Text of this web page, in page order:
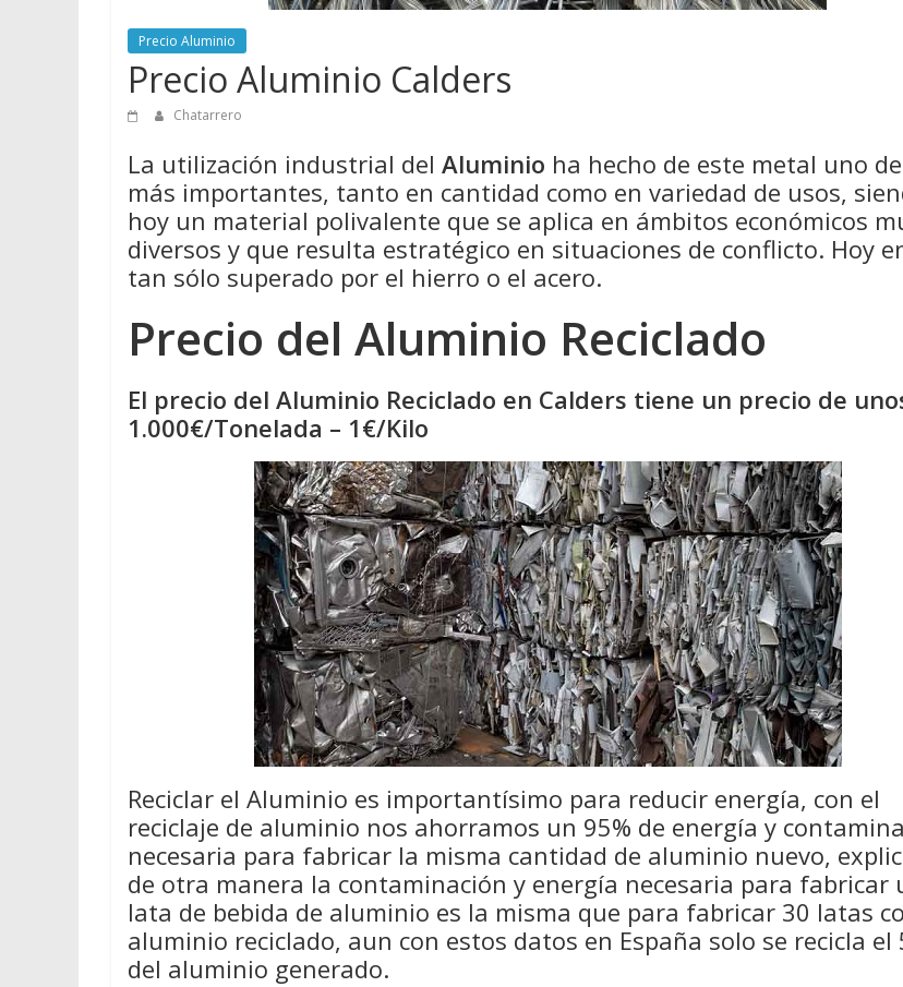
Precio Aluminio
Precio Aluminio Calders
Chatarrero
La utilización industrial del Aluminio ha hecho de este metal uno
más importantes, tanto en cantidad como en variedad de usos,
hoy un material polivalente que se aplica en ámbitos económicos
diversos y que resulta estratégico en situaciones de conflicto. Hoy
tan sólo superado por el hierro o el acero.
Precio del Aluminio Reciclado
El precio del Aluminio Reciclado en Calders tiene un precio de
1.000€/Tonelada – 1€/Kilo
Reciclar el Aluminio es importantísimo para reducir energía, con el
reciclaje de aluminio nos ahorramos un 95% de energía y
necesaria para fabricar la misma cantidad de aluminio nuevo,
de otra manera la contaminación y energía necesaria para fabricar
lata de bebida de aluminio es la misma que para fabricar 30 latas
aluminio reciclado, aun con estos datos en España solo se recicla el
del aluminio generado.